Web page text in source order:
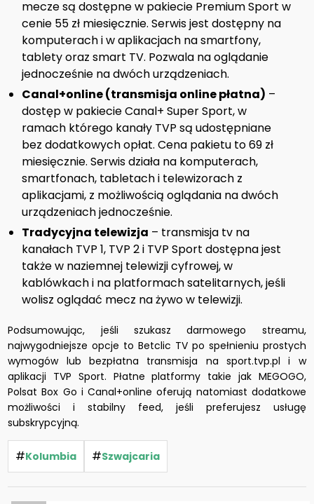
mecze są dostępne w pakiecie Premium Sport w
cenie 55 zł miesięcznie. Serwis jest dostępny na
komputerach i w aplikacjach na smartfony,
tablety oraz smart TV. Pozwala na oglądanie
jednocześnie na dwóch urządzeniach.
Canal+online (transmisja online płatna) –
dostęp w pakiecie Canal+ Super Sport, w
ramach którego kanały TVP są udostępniane
bez dodatkowych opłat. Cena pakietu to 69 zł
miesięcznie. Serwis działa na komputerach,
smartfonach, tabletach i telewizorach z
aplikacjami, z możliwością oglądania na dwóch
urządzeniach jednocześnie.
Tradycyjna telewizja – transmisja tv na
kanałach TVP 1, TVP 2 i TVP Sport dostępna jest
także w naziemnej telewizji cyfrowej, w
kablówkach i na platformach satelitarnych, jeśli
wolisz oglądać mecz na żywo w telewizji.
Podsumowując, jeśli szukasz darmowego streamu,
najwygodniejsze opcje to Betclic TV po spełnieniu prostych
wymogów lub bezpłatna transmisja na sport.tvp.pl i w
aplikacji TVP Sport. Płatne platformy takie jak MEGOGO,
Polsat Box Go i Canal+online oferują natomiast dodatkowe
możliwości i stabilny feed, jeśli preferujesz usługę
subskrypcyjną.
#Kolumbia #Szwajcaria